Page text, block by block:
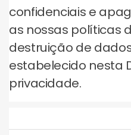
confidenciais e
as nossas políticas
destruição de
estabelecido nesta
privacidade.